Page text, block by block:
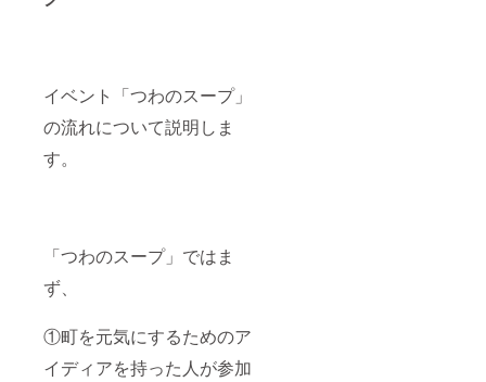
イベント「つわのスープ」
の流れについて説明しま
す。
「つわのスープ」ではま
ず、
①町を元気にするためのア
イディアを持った人が参加